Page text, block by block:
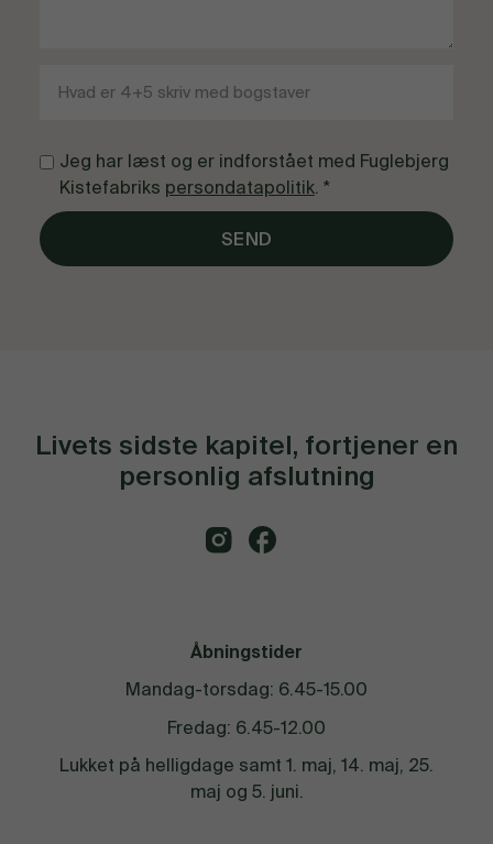
Jeg har læst og er indforstået med Fuglebjerg
Kistefabriks persondatapolitik. *
Livets sidste kapitel, fortjener en
personlig afslutning
Åbningstider
Mandag-torsdag: 6.45-15.00
Fredag: 6.45-12.00
Lukket på helligdage samt 1. maj, 14. maj, 25.
maj og 5. juni.